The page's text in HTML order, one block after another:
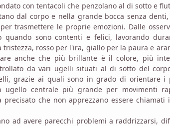
con tentacoli che penzolano al di sotto e
dal corpo e nella grande bocca senza denti,
trasmettere le proprie emozioni. Dalle
sono contenti e felici, lavorando
rosso per l'ira, giallo per la paura e
anche che più brillante è il colore, più
da vari ugelli situati al di sotto del
grazie ai quali sono in grado di orientare i
ugello centrale più grande per movimenti
che non apprezzano essere chiamati
ad avere parecchi problemi a raddrizzarsi,